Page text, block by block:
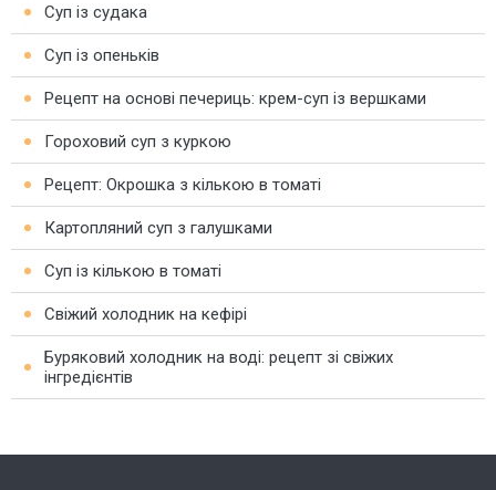
Суп із судака
Суп із опеньків
Рецепт на основі печериць: крем-суп із вершками
Гороховий суп з куркою
Рецепт: Окрошка з кількою в томаті
Картопляний суп з галушками
Суп із кількою в томаті
Свіжий холодник на кефірі
Буряковий холодник на воді: рецепт зі свіжих
інгредієнтів